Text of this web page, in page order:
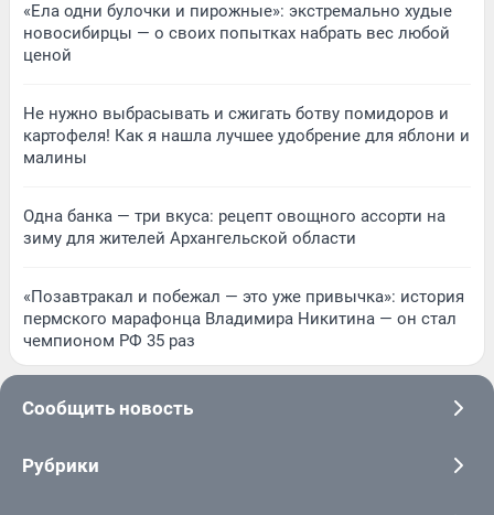
«Ела одни булочки и пирожные»: экстремально худые
новосибирцы — о своих попытках набрать вес любой
ценой
Не нужно выбрасывать и сжигать ботву помидоров и
картофеля! Как я нашла лучшее удобрение для яблони и
малины
Одна банка — три вкуса: рецепт овощного ассорти на
зиму для жителей Архангельской области
«Позавтракал и побежал — это уже привычка»: история
пермского марафонца Владимира Никитина — он стал
чемпионом РФ 35 раз
Сообщить новость
Рубрики